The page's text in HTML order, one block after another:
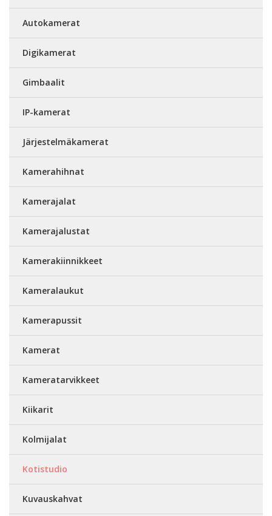
Autokamerat
Digikamerat
Gimbaalit
IP-kamerat
Järjestelmäkamerat
Kamerahihnat
Kamerajalat
Kamerajalustat
Kamerakiinnikkeet
Kameralaukut
Kamerapussit
Kamerat
Kameratarvikkeet
Kiikarit
Kolmijalat
Kotistudio
Kuvauskahvat